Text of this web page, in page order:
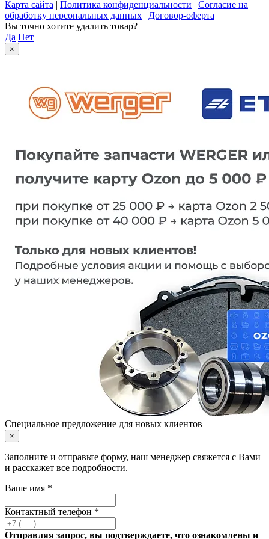
Карта сайта | Политика конфиденциальности | Согласие на
обработку персональных данных | Договор-оферта
Вы точно хотите удалить товар?
Да Нет
×
Специальное предложение для новых клиентов
×
Заполните и отправьте форму, наш менеджер свяжется с Вами
и расскажет все подробности.
Ваше имя *
Контактный телефон *
Отправляя запрос, вы подтверждаете, что ознакомлены и